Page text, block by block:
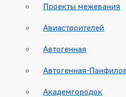
Проекты межевания
Авиастроителей
Автогенная
Автогенная-
Академгородок